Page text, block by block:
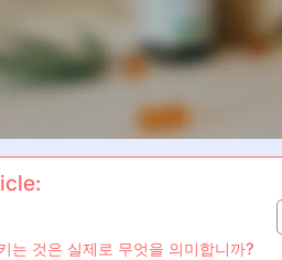
는 것은 실제로 무엇을 의미합니까?